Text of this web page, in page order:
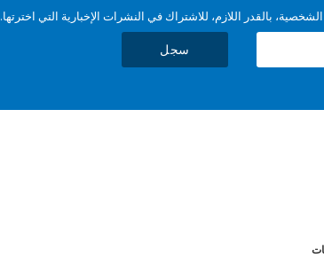
بالقدر اللازم، للاشتراك في النشرات الإخبارية التي اخترتها.
سجل